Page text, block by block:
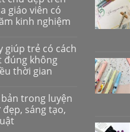
giáo viên có
kinh nghiệm
giúp trẻ có cách
đúng không
thời gian
trong luyện
sáng tạo,